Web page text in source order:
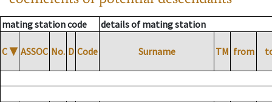
mating station code details of mating station
C ▼ ASSOC No. D Code Surname TM from